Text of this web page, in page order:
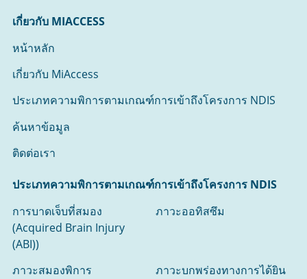
เกี่ยวกับ MIACCESS
หน้าหลัก
เกี่ยวกับ MiAccess
ประเภทความพิการตามเกณฑ์การเข้าถึงโครงการ NDIS
ค้นหาข้อมูล
ติดต่อเรา
ประเภทความพิการตามเกณฑ์การเข้าถึงโครงการ NDIS
การบาดเจ็บที่สมอง
(Acquired Brain Injury
(ABI))
ภาวะออทิสซึม
ภาวะสมองพิการ
ภาวะบกพร่องทางการได้ยิน